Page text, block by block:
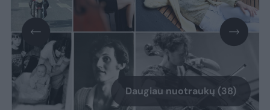
Daugiau nuotraukų (38)